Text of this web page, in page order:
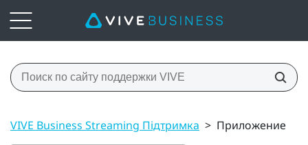
VIVE Business Streaming Підтримка > Приложение